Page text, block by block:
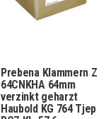
Prebena Klammern Z
64CNKHA 64mm
verzinkt geharzt
Haubold KG 764 Tjep